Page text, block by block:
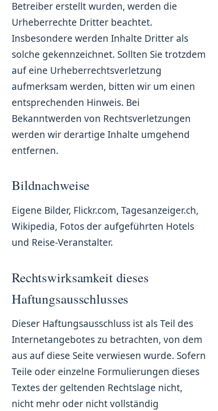
Betreiber erstellt wurden, werden die
Urheberrechte Dritter beachtet.
Insbesondere werden Inhalte Dritter als
solche gekennzeichnet. Sollten Sie trotzdem
auf eine Urheberrechtsverletzung
aufmerksam werden, bitten wir um einen
entsprechenden Hinweis. Bei
Bekanntwerden von Rechtsverletzungen
werden wir derartige Inhalte umgehend
entfernen.
Bildnachweise
Eigene Bilder, Flickr.com, Tagesanzeiger.ch,
Wikipedia, Fotos der aufgeführten Hotels
und Reise-Veranstalter.
Rechtswirksamkeit dieses
Haftungsausschlusses
Dieser Haftungsausschluss ist als Teil des
Internetangebotes zu betrachten, von dem
aus auf diese Seite verwiesen wurde. Sofern
Teile oder einzelne Formulierungen dieses
Textes der geltenden Rechtslage nicht,
nicht mehr oder nicht vollständig